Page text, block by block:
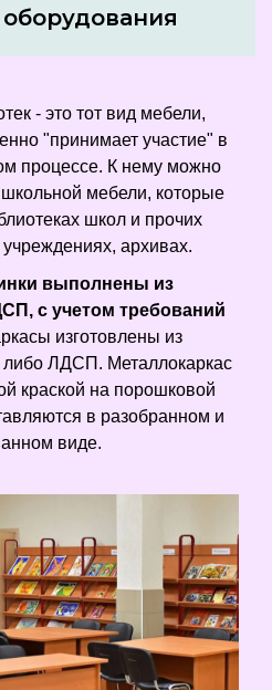
- это тот вид мебели,
"принимает участие" в
процессе. К нему можно
мебели, которые
школ и прочих
архивах.
выполнены из
с учетом требований
изготовлены из
либо ЛДСП. Металлокаркас
краской на порошковой
в разобранном и
виде.